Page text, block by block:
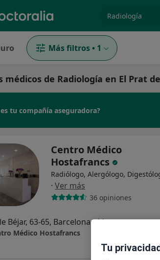
especialidad,
Más filtros • 1
médicos de Radiología en El Prat
es tu compañía aseguradora?
Centro Médico
Hostafrancs
Radiólogo, Alergólogo,
· Ver más
36 opiniones
Béjar, 63-65, Barcelona •Mapa
Médico Hostafrancs
Tu